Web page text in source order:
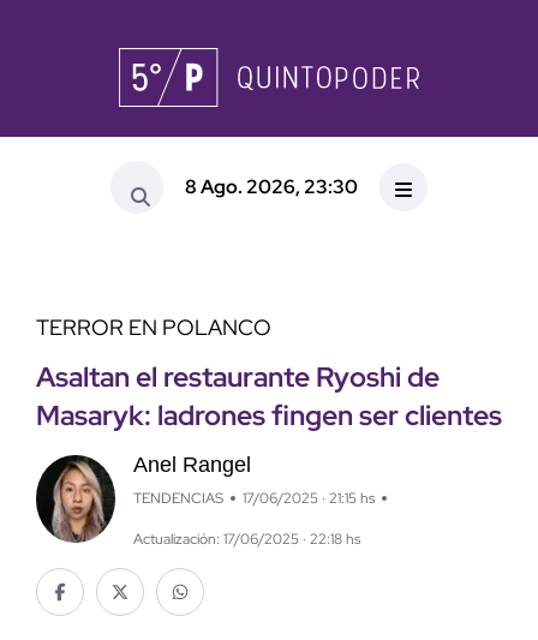
8 Ago. 2026, 23:30
TERROR EN POLANCO
Asaltan el restaurante Ryoshi de
Masaryk: ladrones fingen ser clientes
Anel Rangel
TENDENCIAS 17/06/2025 · 21:15 hs
Actualización: 17/06/2025 · 22:18 hs